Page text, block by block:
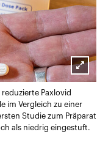
Lightbox
öffnen
Paxlovid
im Vergleich zu einer
Studie zum Präparat
als niedrig eingestuft.